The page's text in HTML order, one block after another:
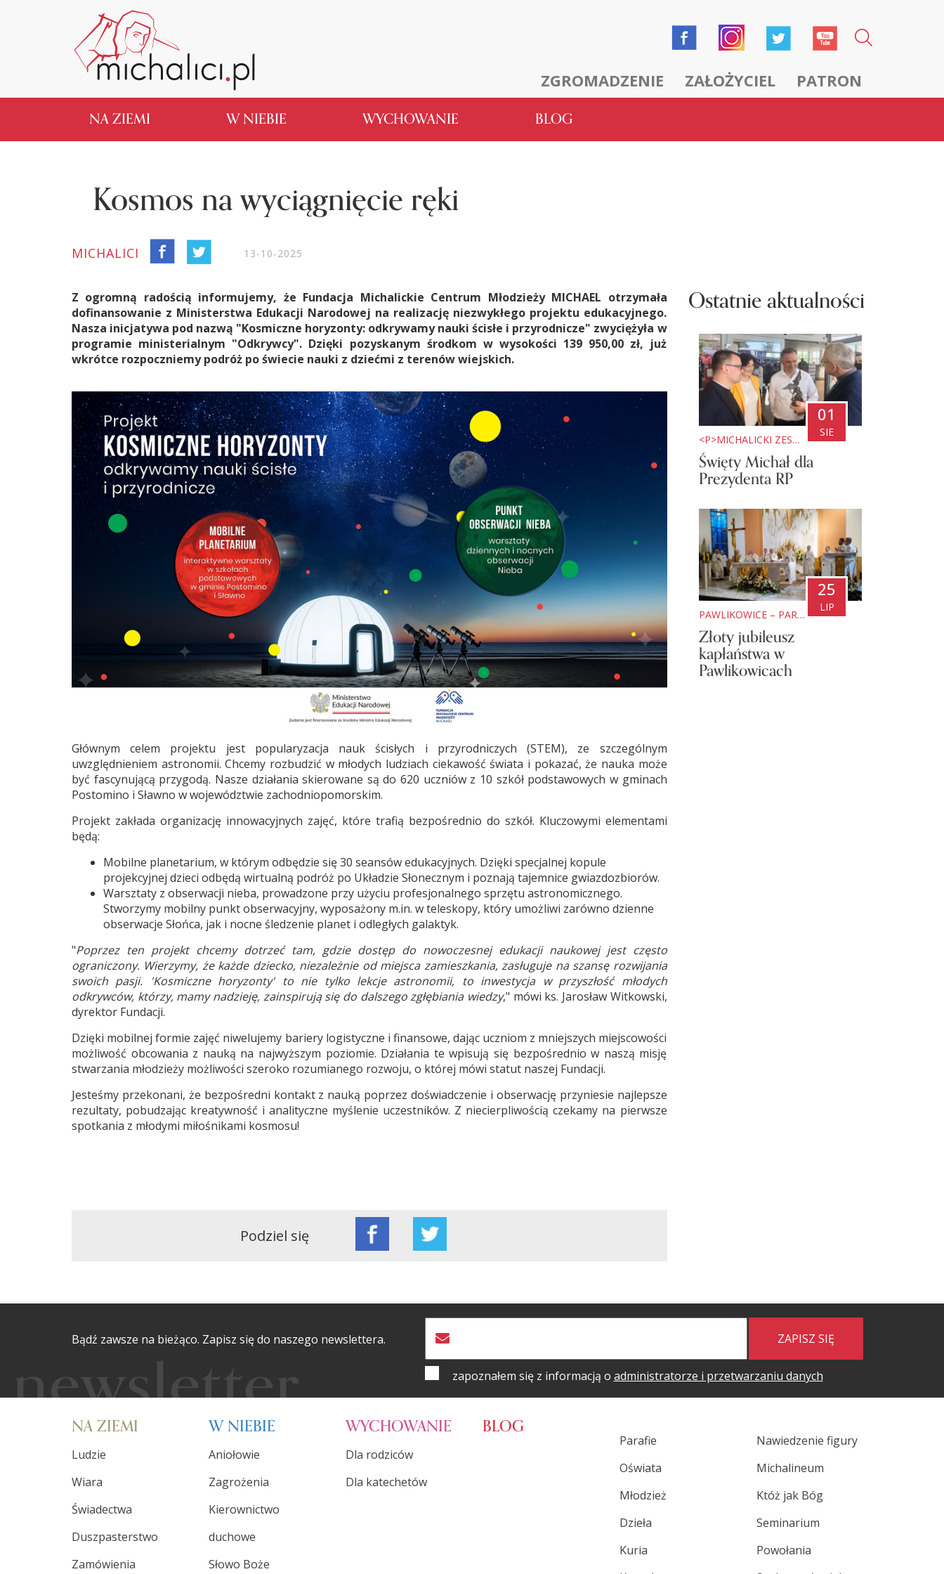
ZGROMADZENIE ZAŁOŻYCIEL PATRON
NA ZIEMI W NIEBIE WYCHOWANIE BLOG
Kosmos na wyciągnięcie ręki
MICHALICI 13-10-2025
Z ogromną radością informujemy, że Fundacja Michalickie Centrum Młodzieży MICHAEL otrzymała
dofinansowanie z Ministerstwa Edukacji Narodowej na realizację niezwykłego projektu edukacyjnego.
Nasza inicjatywa pod nazwą "Kosmiczne horyzonty: odkrywamy nauki ścisłe i przyrodnicze" zwyciężyła w
programie ministerialnym "Odkrywcy". Dzięki pozyskanym środkom w wysokości 139 950,00 zł, już
wkrótce rozpoczniemy podróż po świecie nauki z dziećmi z terenów wiejskich.
Głównym celem projektu jest popularyzacja nauk ścisłych i przyrodniczych (STEM), ze szczególnym
uwzględnieniem astronomii. Chcemy rozbudzić w młodych ludziach ciekawość świata i pokazać, że nauka może
być fascynującą przygodą. Nasze działania skierowane są do 620 uczniów z 10 szkół podstawowych w gminach
Postomino i Sławno w województwie zachodniopomorskim.
Projekt zakłada organizację innowacyjnych zajęć, które trafią bezpośrednio do szkół. Kluczowymi elementami
będą:
Mobilne planetarium, w którym odbędzie się 30 seansów edukacyjnych. Dzięki specjalnej kopule
projekcyjnej dzieci odbędą wirtualną podróż po Układzie Słonecznym i poznają tajemnice gwiazdozbiorów.
Warsztaty z obserwacji nieba, prowadzone przy użyciu profesjonalnego sprzętu astronomicznego.
Stworzymy mobilny punkt obserwacyjny, wyposażony m.in. w teleskopy, który umożliwi zarówno dzienne
obserwacje Słońca, jak i nocne śledzenie planet i odległych galaktyk.
"Poprzez ten projekt chcemy dotrzeć tam, gdzie dostęp do nowoczesnej edukacji naukowej jest często
ograniczony. Wierzymy, że każde dziecko, niezależnie od miejsca zamieszkania, zasługuje na szansę rozwijania
swoich pasji. 'Kosmiczne horyzonty' to nie tylko lekcje astronomii, to inwestycja w przyszłość młodych
odkrywców, którzy, mamy nadzieję, zainspirują się do dalszego zgłębiania wiedzy," mówi ks. Jarosław Witkowski,
dyrektor Fundacji.
Dzięki mobilnej formie zajęć niwelujemy bariery logistyczne i finansowe, dając uczniom z mniejszych miejscowości
możliwość obcowania z nauką na najwyższym poziomie. Działania te wpisują się bezpośrednio w naszą misję
stwarzania młodzieży możliwości szeroko rozumianego rozwoju, o której mówi statut naszej Fundacji.
Jesteśmy przekonani, że bezpośredni kontakt z nauką poprzez doświadczenie i obserwację przyniesie najlepsze
rezultaty, pobudzając kreatywność i analityczne myślenie uczestników. Z niecierpliwością czekamy na pierwsze
spotkania z młodymi miłośnikami kosmosu!
Podziel się
Ostatnie aktualności
01
SIE
<P>MICHALICKI ZESP&OACUTE;Ł SZK&OACUTE;Ł PONADPODSTAWOWYCH W MIEJSCU PIASTOWYM</P>
Święty Michał dla
Prezydenta RP
25
LIP
PAWLIKOWICE – PARAFIA PW. ŚW. MICHAŁA ARCHANIOŁA
Złoty jubileusz
kapłaństwa w
Pawlikowicach
Bądź zawsze na bieżąco. Zapisz się do naszego newslettera. ZAPISZ SIĘ
zapoznałem się z informacją o administratorze i przetwarzaniu danych
NA ZIEMI
Ludzie
Wiara
Świadectwa
Duszpasterstwo
Zamówienia
W NIEBIE
Aniołowie
Zagrożenia
Kierownictwo
duchowe
Słowo Boże
WYCHOWANIE
Dla rodziców
Dla katechetów
BLOG
Parafie
Oświata
Młodzież
Dzieła
Kuria
Nawiedzenie figury
Michalineum
Któż jak Bóg
Seminarium
Powołania